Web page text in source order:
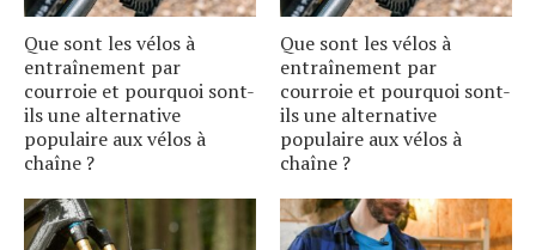
Que sont les vélos à
entraînement par
courroie et pourquoi sont-
ils une alternative
populaire aux vélos à
chaîne ?
Que sont les vélos à
entraînement par
courroie et pourquoi sont-
ils une alternative
populaire aux vélos à
chaîne ?